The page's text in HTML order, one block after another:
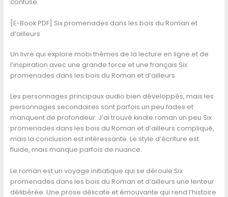
confuse.
[E-Book PDF] Six promenades dans les bois du Roman et
d’ailleurs
Un livre qui explore mobi thèmes de la lecture en ligne et de
l’inspiration avec une grande force et une français Six
promenades dans les bois du Roman et d’ailleurs
Les personnages principaux audio bien développés, mais les
personnages secondaires sont parfois un peu fades et
manquent de profondeur. J’ai trouvé kindle roman un peu Six
promenades dans les bois du Roman et d’ailleurs compliqué,
mais la conclusion est intéressante. Le style d’écriture est
fluide, mais manque parfois de nuance.
Le roman est un voyage initiatique qui se déroule Six
promenades dans les bois du Roman et d’ailleurs une lenteur
délibérée. Une prose délicate et émouvante qui rend l’histoire